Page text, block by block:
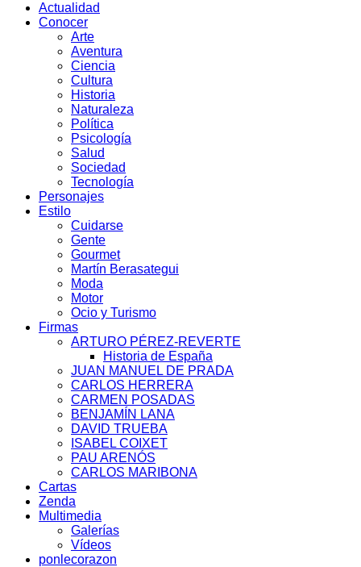
Actualidad
Conocer
Arte
Aventura
Ciencia
Cultura
Historia
Naturaleza
Política
Psicología
Salud
Sociedad
Tecnología
Personajes
Estilo
Cuidarse
Gente
Gourmet
Martín Berasategui
Moda
Motor
Ocio y Turismo
Firmas
ARTURO PÉREZ-REVERTE
Historia de España
JUAN MANUEL DE PRADA
CARLOS HERRERA
CARMEN POSADAS
BENJAMÍN LANA
DAVID TRUEBA
ISABEL COIXET
PAU ARENÓS
CARLOS MARIBONA
Cartas
Zenda
Multimedia
Galerías
Vídeos
ponlecorazon